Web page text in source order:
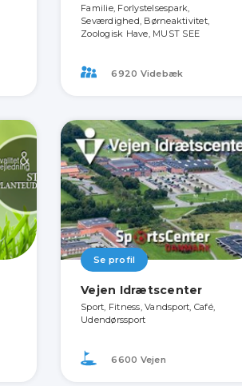
Familie, Forlystelsespark,
Seværdighed, Børneaktivitet,
Zoologisk Have, MUST SEE
6920 Videbæk
Se profil
Vejen Idrætscenter
Sport, Fitness, Vandsport, Café,
Udendørssport
6600 Vejen